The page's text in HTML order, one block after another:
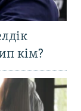
кім?